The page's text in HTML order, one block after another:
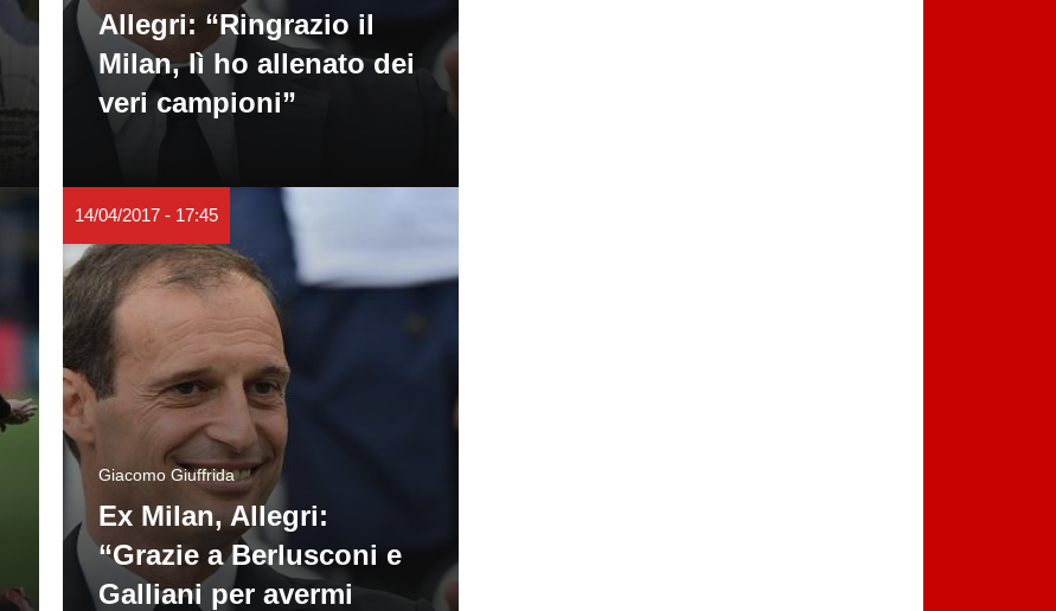
Allegri: “Ringrazio il
Milan, lì ho allenato dei
veri campioni”
14/04/2017 - 17:45
Giacomo Giuffrida
Ex Milan, Allegri:
“Grazie a Berlusconi e
Galliani per avermi